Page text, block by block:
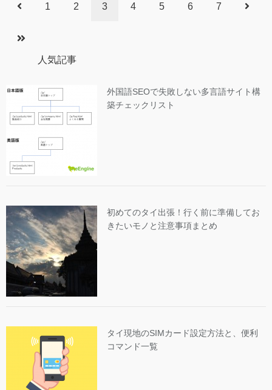
1 2 3 4 5 6 7
人気記事
外国語SEOで失敗しない多言語サイト構
築チェックリスト
初めてのタイ出張！行く前に準備してお
きたいモノと注意事項まとめ
タイ現地のSIMカード設定方法と、便利
コマンド一覧